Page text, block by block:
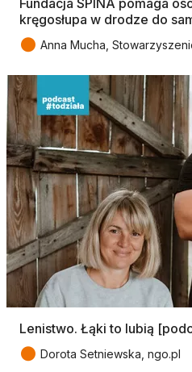
kręgosłupa w drodze do
● Anna Mucha,
Lenistwo. Łąki to lubią
● Dorota Setniewska, ngo.pl